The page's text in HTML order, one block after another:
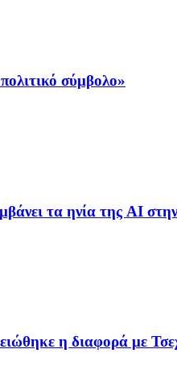
σύμβολο»
τα ηνία της AI
η διαφορά με